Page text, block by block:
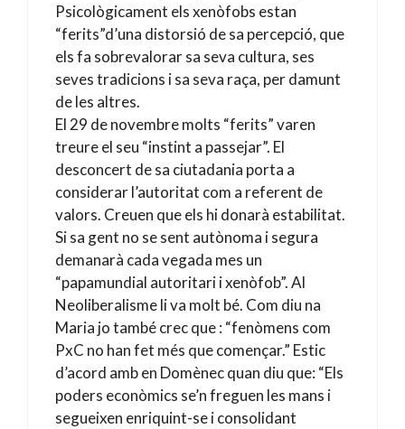
Psicològicament els xenòfobs estan
“ferits”d’una distorsió de sa percepció, que
els fa sobrevalorar sa seva cultura, ses
seves tradicions i sa seva raça, per damunt
de les altres.
El 29 de novembre molts “ferits” varen
treure el seu “instint a passejar”. El
desconcert de sa ciutadania porta a
considerar l’autoritat com a referent de
valors. Creuen que els hi donarà estabilitat.
Si sa gent no se sent autònoma i segura
demanarà cada vegada mes un
“papamundial autoritari i xenòfob”. Al
Neoliberalisme li va molt bé. Com diu na
Maria jo també crec que : “fenòmens com
PxC no han fet més que començar.” Estic
d’acord amb en Domènec quan diu que: “Els
poders econòmics se’n freguen les mans i
segueixen enriquint-se i consolidant